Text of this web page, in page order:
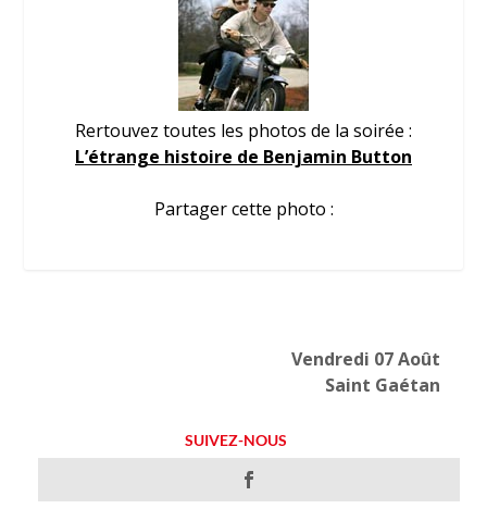
Rertouvez toutes les photos de la soirée :
L’étrange histoire de Benjamin Button
Partager cette photo :
Vendredi 07 Août
Saint Gaétan
SUIVEZ-NOUS